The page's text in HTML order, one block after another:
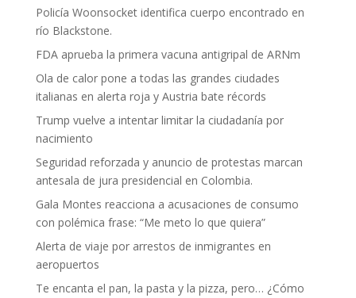
Policía Woonsocket identifica cuerpo encontrado en
río Blackstone.
FDA aprueba la primera vacuna antigripal de ARNm
Ola de calor pone a todas las grandes ciudades
italianas en alerta roja y Austria bate récords
Trump vuelve a intentar limitar la ciudadanía por
nacimiento
Seguridad reforzada y anuncio de protestas marcan
antesala de jura presidencial en Colombia.
Gala Montes reacciona a acusaciones de consumo
con polémica frase: “Me meto lo que quiera”
Alerta de viaje por arrestos de inmigrantes en
aeropuertos
Te encanta el pan, la pasta y la pizza, pero… ¿Cómo